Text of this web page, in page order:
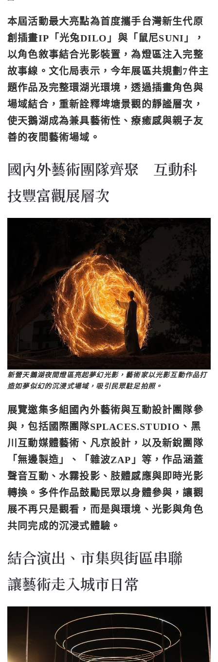
本屆活動最大亮點為首度攜手台灣新生代原
創插畫IP「光兔DILO」與「鼠尼SUNI」，
以角色敘事結合光影裝置，為燈區注入完整
故事線。文化局表示，今年展區共規劃7件主
題作品及完整環湖光環境，透過插畫角色與
場域結合，重新詮釋埤塘景觀的靜謐層次，
使天鵝湖成為兼具藝術性、療癒感與親子友
善的夜間藝術場域。
國內外藝術團隊齊聚 互動科
技豐富觀展層次
新營天鵝湖夜間燈區亮起夢幻光影，藝術家以光影互動作品打
造如夢似幻的沉浸式場域，吸引民眾駐足拍照。
展覽邀集多組國內外藝術與互動設計團隊參
與，包括國際團隊SPLACES.STUDIO、黑
川互動媒體藝術、凡京設計，以及新銳團隊
「無邊製造」、「雜波ZAP」等，作品涵蓋
聲音互動、水霧投影、肢體感應與即時光影
轉換。多件作品鼓勵民眾以身體參與，讓觀
展不再只是觀看，而是與環境、光影與角色
共同完成的沉浸式體驗。
結合演出、市集與街區串聯
讓藝術走入城市日常